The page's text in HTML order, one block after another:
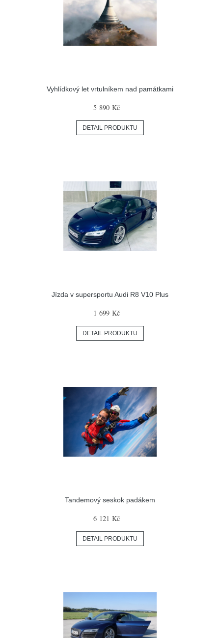
Vyhlídkový let vrtulníkem nad památkami
5 890 Kč
DETAIL PRODUKTU
Jízda v supersportu Audi R8 V10 Plus
1 699 Kč
DETAIL PRODUKTU
Tandemový seskok padákem
6 121 Kč
DETAIL PRODUKTU